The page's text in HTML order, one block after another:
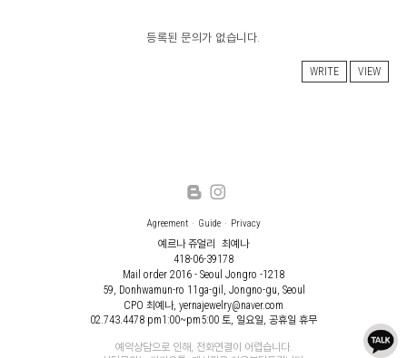
등록된 문의가 없습니다.
WRITE VIEW
Agreement Guide Privacy
예르나 쥬얼리 최예나
418-06-39178
Mail order 2016 - Seoul Jongro -1218
59, Donhwamun-ro 11ga-gil, Jongno-gu, Seoul
CPO 최예나, yernajewelry@naver.com
02.743.4478 pm1:00~pm5:00 토, 일요일, 공휴일 휴무
예약상담으로 인해, 전화연결이 어렵습니다.